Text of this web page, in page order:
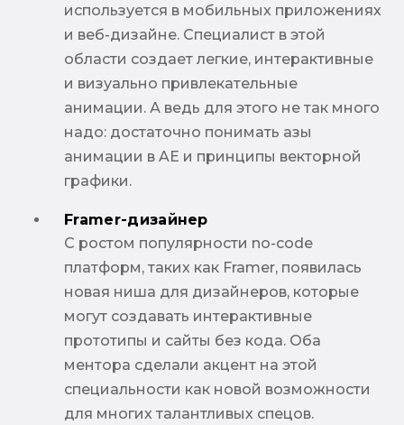
используется в мобильных приложениях
и веб-дизайне. Специалист в этой
области создает легкие, интерактивные
и визуально привлекательные
анимации. А ведь для этого не так много
надо: достаточно понимать азы
анимации в AE и принципы векторной
графики.
Framer-дизайнер
С ростом популярности no-code
платформ, таких как Framer, появилась
новая ниша для дизайнеров, которые
могут создавать интерактивные
прототипы и сайты без кода. Оба
ментора сделали акцент на этой
специальности как новой возможности
для многих талантливых спецов.